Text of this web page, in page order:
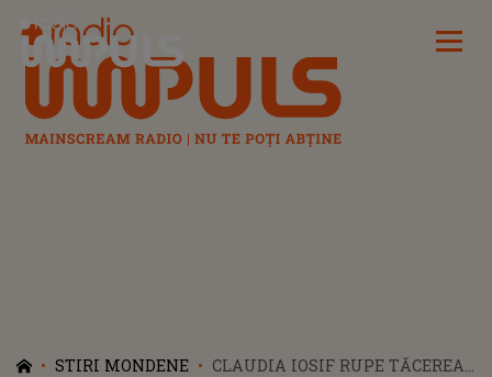
Radio Impuls
STIRI MONDENE
CLAUDIA IOSIF RUPE TĂCEREA